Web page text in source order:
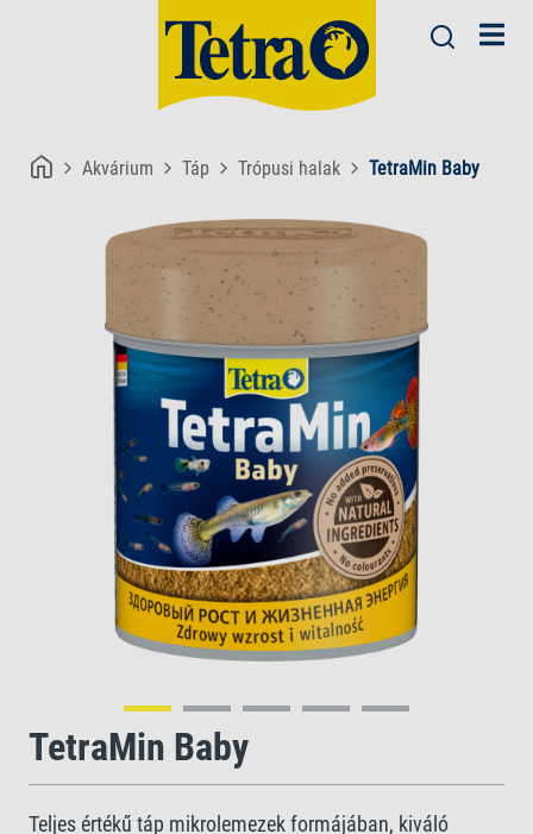
Akvárium Táp Trópusi halak TetraMin Baby
TetraMin Baby
Teljes értékű táp mikrolemezek formájában, kiváló